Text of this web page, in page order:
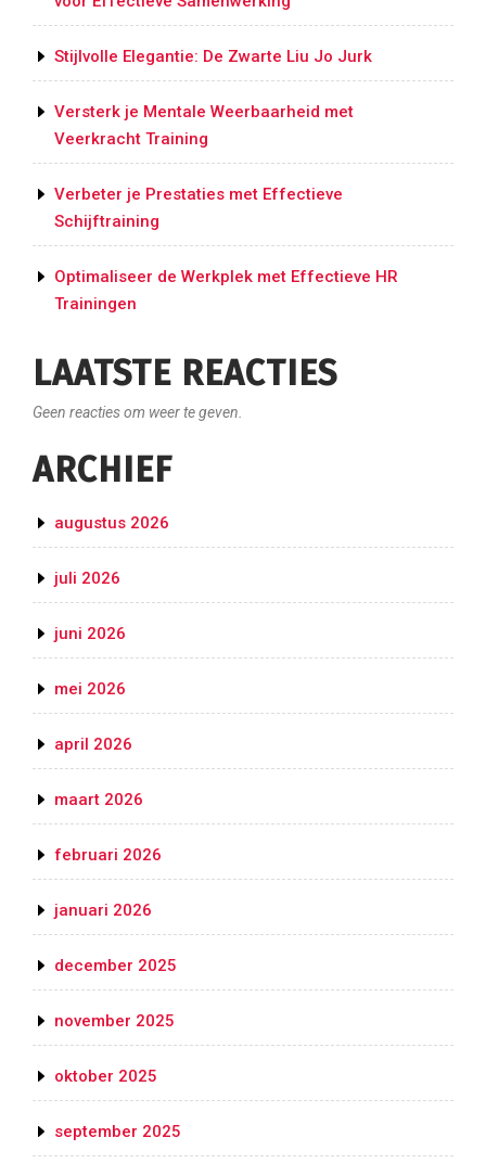
Stijlvolle Elegantie: De Zwarte Liu Jo Jurk
Versterk je Mentale Weerbaarheid met
Veerkracht Training
Verbeter je Prestaties met Effectieve
Schijftraining
Optimaliseer de Werkplek met Effectieve HR
Trainingen
LAATSTE REACTIES
Geen reacties om weer te geven.
ARCHIEF
augustus 2026
juli 2026
juni 2026
mei 2026
april 2026
maart 2026
februari 2026
januari 2026
december 2025
november 2025
oktober 2025
september 2025